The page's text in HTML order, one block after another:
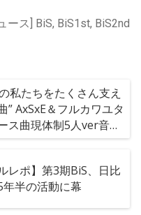
ース] BiS, BiS1st, BiS2nd
私たちをたくさん支え
” AxSxE＆フルカワユタ
ス曲現体制5人ver音源
レポ】第3期BiS、日比
半の活動に幕